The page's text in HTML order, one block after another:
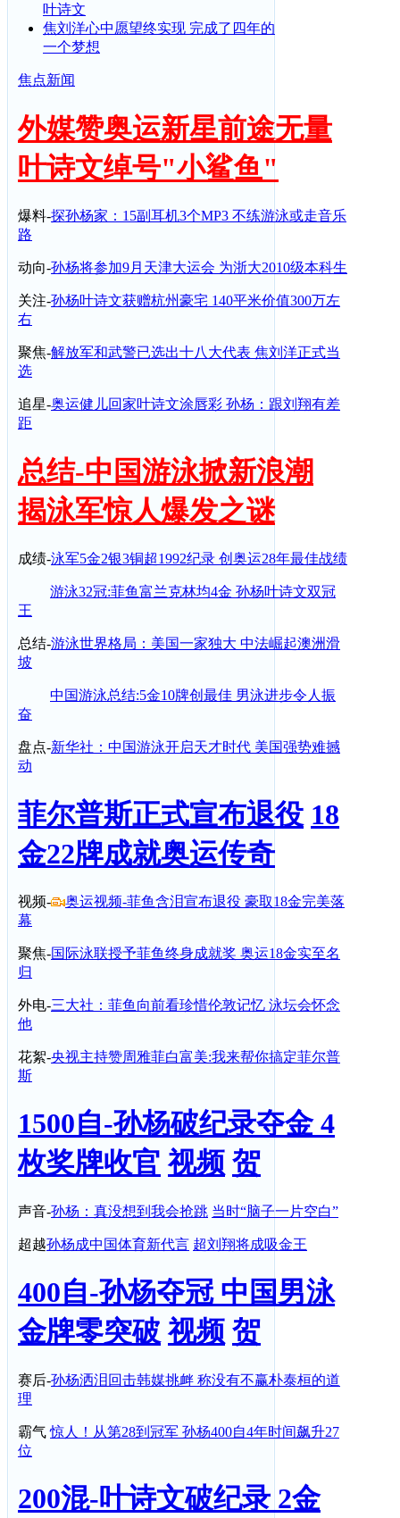
叶诗文
焦刘洋心中愿望终实现 完成了四年的
一个梦想
焦点新闻
外媒赞奥运新星前途无量
叶诗文绰号"小鲨鱼"
爆料-探孙杨家：15副耳机3个MP3 不练游泳或走音乐
路
动向-孙杨将参加9月天津大运会 为浙大2010级本科生
关注-孙杨叶诗文获赠杭州豪宅 140平米价值300万左
右
聚焦-解放军和武警已选出十八大代表 焦刘洋正式当
选
追星-奥运健儿回家叶诗文涂唇彩 孙杨：跟刘翔有差
距
总结-中国游泳掀新浪潮
揭泳军惊人爆发之谜
成绩-泳军5金2银3铜超1992纪录 创奥运28年最佳战绩
游泳32冠:菲鱼富兰克林均4金 孙杨叶诗文双冠
王
总结-游泳世界格局：美国一家独大 中法崛起澳洲滑
坡
中国游泳总结:5金10牌创最佳 男泳进步令人振
奋
盘点-新华社：中国游泳开启天才时代 美国强势难撼
动
菲尔普斯正式宣布退役 18
金22牌成就奥运传奇
视频-
奥运视频-菲鱼含泪宣布退役 豪取18金完美落
幕
聚焦-国际泳联授予菲鱼终身成就奖 奥运18金实至名
归
外电-三大社：菲鱼向前看珍惜伦敦记忆 泳坛会怀念
他
花絮-央视主持赞周雅菲白富美:我来帮你搞定菲尔普
斯
1500自-孙杨破纪录夺金 4
枚奖牌收官 视频 贺
声音-孙杨：真没想到我会抢跳 当时“脑子一片空白”
超越孙杨成中国体育新代言 超刘翔将成吸金王
400自-孙杨夺冠 中国男泳
金牌零突破 视频 贺
赛后-孙杨洒泪回击韩媒挑衅 称没有不赢朴泰桓的道
理
霸气惊人！从第28到冠军 孙杨400自4年时间飙升27
位
200混-叶诗文破纪录 2金